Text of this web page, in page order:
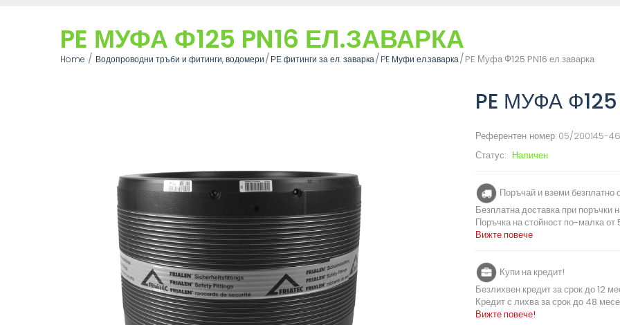
PE МУФА Ф125 PN16 ЕЛ.ЗАВАРКА
Home Водопроводни тръби и фитинги, водомери РЕ фитинги за ел. заварка PE Муфи ел.заварка PE Муфа Ф125 PN16 ел.заварка
PE МУФА
Референтен номер: 05/200145-
Статус: Наличен
Поръчай и вземи безплатно
Безплатна доставка при поръчки
Поръчка на стойност по-малка
Вижте повече
Купи на кредит!
Безлихвен кредит за срок до 12
Кредит с лихва за срок до 48
Вижте повече!